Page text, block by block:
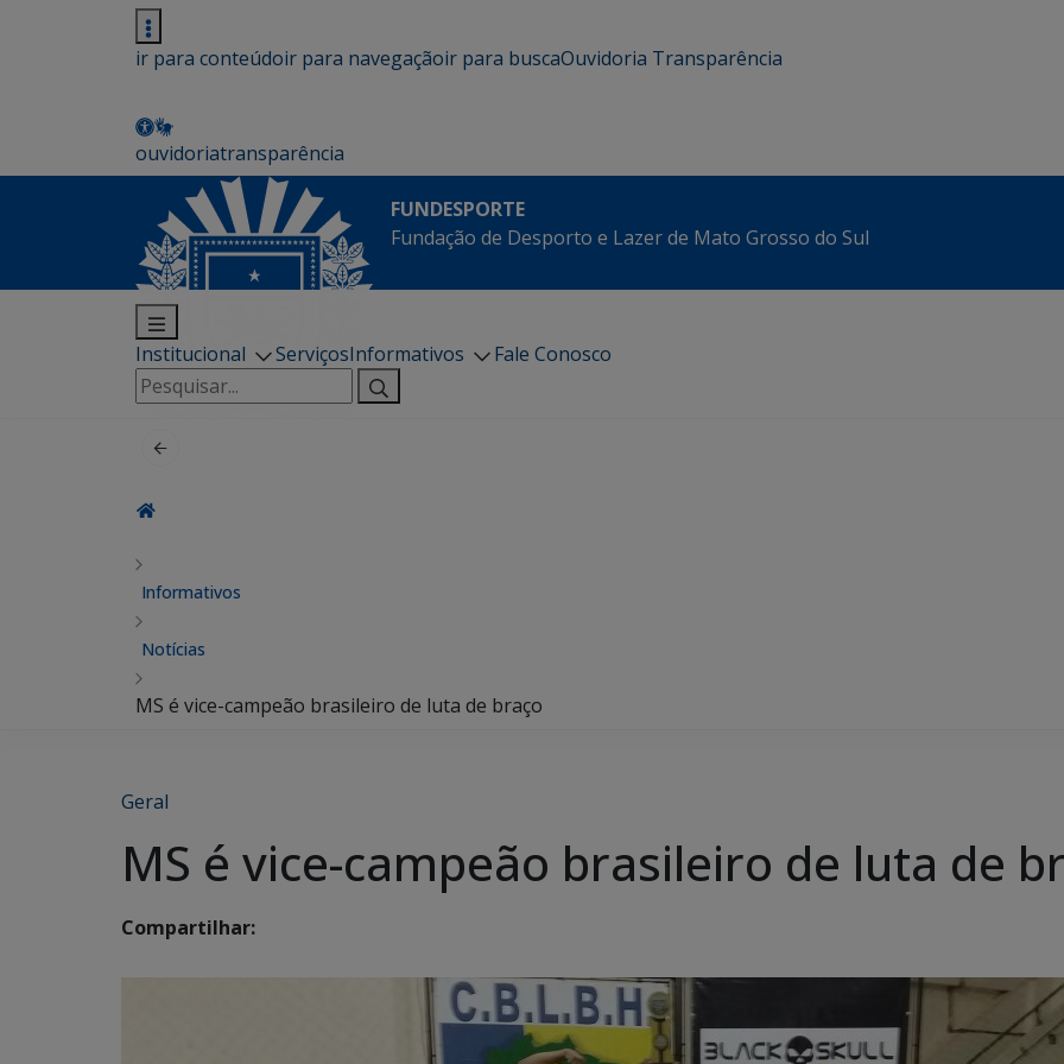
ir para conteúdoir para navegaçãoir para buscaOuvidoria Transparência
ouvidoriatransparência
FUNDESPORTE
Fundação de Desporto e Lazer de Mato Grosso do Sul
Institucional ServiçosInformativos
Fale Conosco
Pesquisar
por:
Informativos
Notícias
MS é vice-campeão brasileiro de luta de braço
Geral
MS é vice-campeão brasileiro de luta de
Compartilhar: